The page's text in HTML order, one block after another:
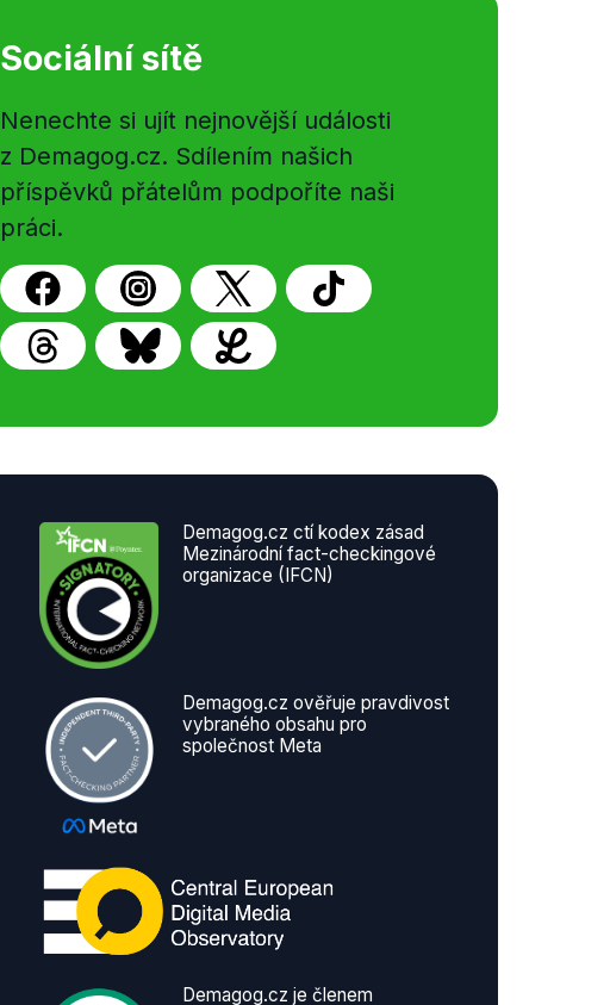
Sociální sítě
Nenechte si ujít nejnovější události
z Demagog.cz. Sdílením našich
příspěvků přátelům podpoříte naši
práci.
Demagog.cz ctí kodex zásad
Mezinárodní fact-checkingové
organizace (IFCN)
Demagog.cz ověřuje pravdivost
vybraného obsahu pro
společnost Meta
Demagog.cz je členem